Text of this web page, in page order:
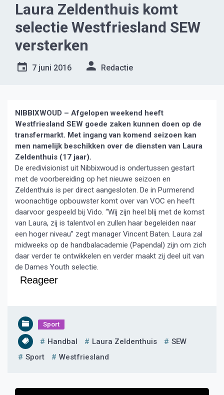
Laura Zeldenthuis komt
selectie Westfriesland SEW
versterken
7 juni 2016 Redactie
NIBBIXWOUD – Afgelopen weekend heeft
Westfriesland SEW goede zaken kunnen doen op de
transfermarkt. Met ingang van komend seizoen kan
men namelijk beschikken over de diensten van Laura
Zeldenthuis (17 jaar).
De eredivisionist uit Nibbixwoud is ondertussen gestart
met de voorbereiding op het nieuwe seizoen en
Zeldenthuis is per direct aangesloten. De in Purmerend
woonachtige opbouwster komt over van VOC en heeft
daarvoor gespeeld bij Vido. “Wij zijn heel blij met de komst
van Laura, zij is talentvol en zullen haar begeleiden naar
een hoger niveau” zegt manager Vincent Baten. Laura zal
midweeks op de handbalacademie (Papendal) zijn om zich
daar verder te ontwikkelen en verder maakt zij deel uit van
de Dames Youth selectie.
Reageer
Sport
Handbal Laura Zeldenthuis
SEW
Sport
Westfriesland
Bericht